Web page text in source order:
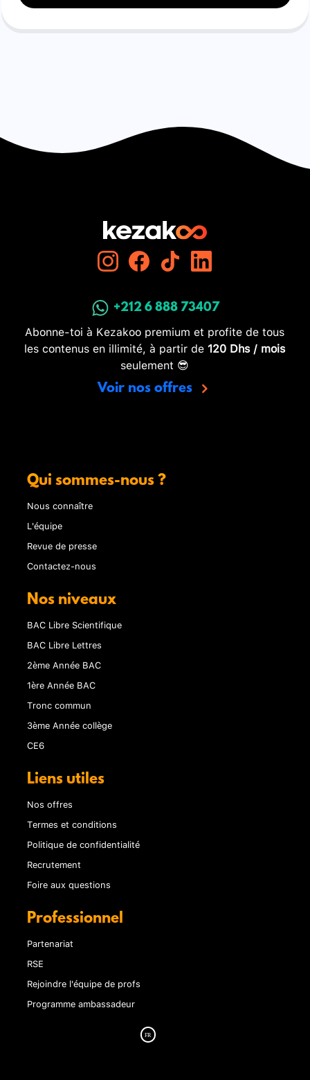
+212 6 888 73407
Abonne-toi à Kezakoo premium et profite de tous
les contenus en illimité, à partir de 120 Dhs / mois
seulement 😎
Voir nos offres
Qui sommes-nous ?
Nous connaître
L'équipe
Revue de presse
Contactez-nous
Nos niveaux
BAC Libre Scientifique
BAC Libre Lettres
2ème Année BAC
1ère Année BAC
Tronc commun
3ème Année collège
CE6
Liens utiles
Nos offres
Termes et conditions
Politique de confidentialité
Recrutement
Foire aux questions
Professionnel
Partenariat
RSE
Rejoindre l'équipe de profs
Programme ambassadeur